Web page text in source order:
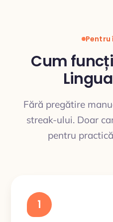
Pentru
Cum
Fără pregătire
streak-ului. Doar
pentru
1